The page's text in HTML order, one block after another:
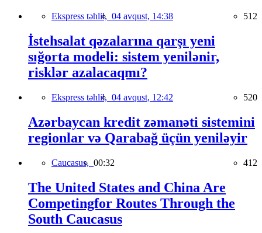
Ekspress təhlil, 04 avqust, 14:38 512
İstehsalat qəzalarına qarşı yeni
sığorta modeli: sistem yenilənir,
risklər azalacaqmı?
Ekspress təhlil, 04 avqust, 12:42 520
Azərbaycan kredit zəmanəti sistemini
regionlar və Qarabağ üçün yeniləyir
Caucasus, 00:32 412
The United States and China Are
Competingfor Routes Through the
South Caucasus